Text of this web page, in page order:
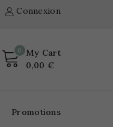
Connexion
0
My Cart
0,00 €
Promotions